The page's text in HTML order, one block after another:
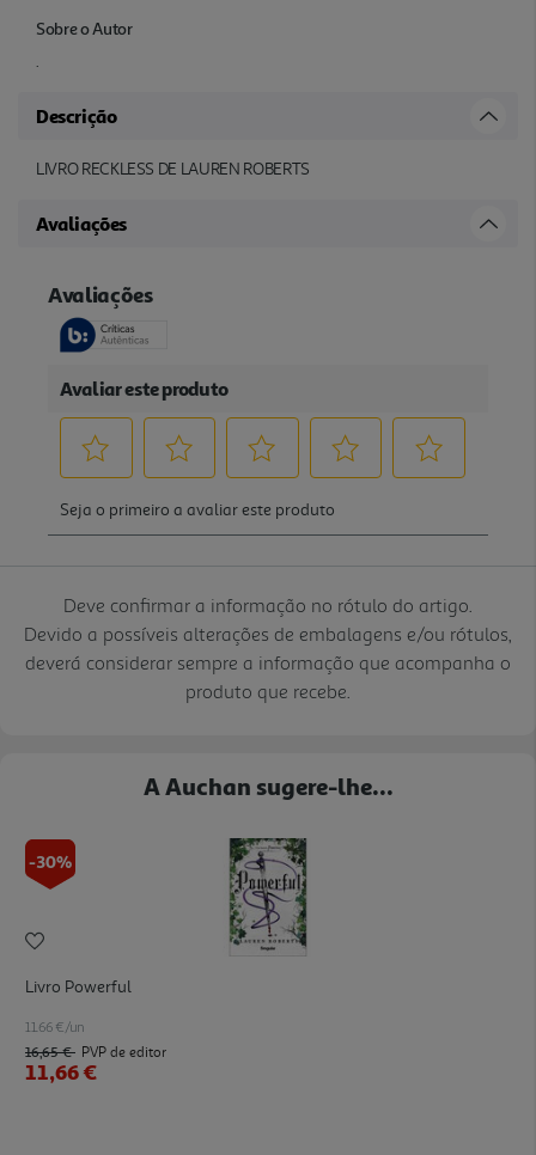
Sobre o Autor
.
Descrição
LIVRO RECKLESS DE LAUREN ROBERTS
Avaliações
Deve confirmar a informação no rótulo do artigo.
Devido a possíveis alterações de embalagens e/ou rótulos,
deverá considerar sempre a informação que acompanha o
produto que recebe.
A Auchan sugere-lhe...
-30%
Livro Powerful
11.66 €/un
16,65 € PVP de editor
11,66 €